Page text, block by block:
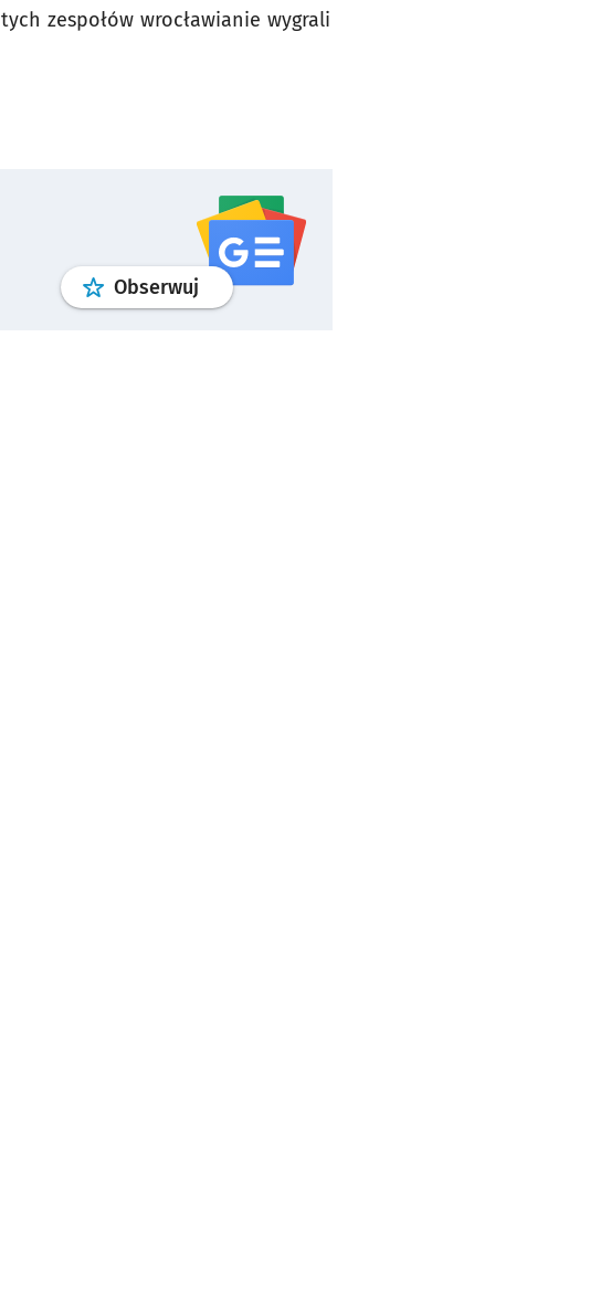
zespołów wrocławianie wygrali
Obserwuj profilgoogle news